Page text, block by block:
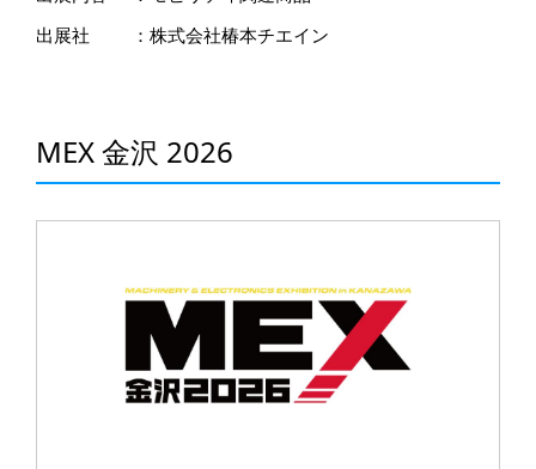
出展社
： 株式会社椿本チエイン
MEX 金沢 2026